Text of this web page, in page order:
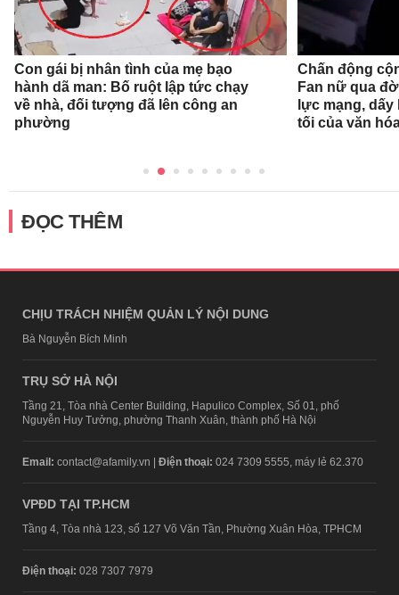
Con gái bị nhân tình của mẹ bạo
hành dã man: Bố ruột lập tức chạy
về nhà, đối tượng đã lên công an
phường
Chấn động
Fan nữ qua
lực mạng,
tối của văn
ĐỌC THÊM
CHỊU TRÁCH NHIỆM QUẢN LÝ NỘI DUNG
Bà Nguyễn Bích Minh
TRỤ SỞ HÀ NỘI
Tầng 21, Tòa nhà Center Building, Hapulico Complex, Số 01, phố
Nguyễn Huy Tưởng, phường Thanh Xuân, thành phố Hà Nội
Email: contact@afamily.vn | Điện thoại: 024 7309 5555, máy lẻ 62.370
VPĐD TẠI TP.HCM
Tầng 4, Tòa nhà 123, số 127 Võ Văn Tần, Phường Xuân Hòa, TPHCM
Điện thoại: 028 7307 7979